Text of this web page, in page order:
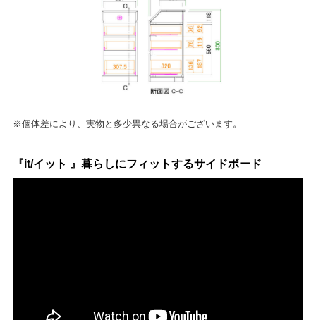
※個体差により、実物と多少異なる場合がございます。
『it/イット 』暮らしにフィットするサイドボード